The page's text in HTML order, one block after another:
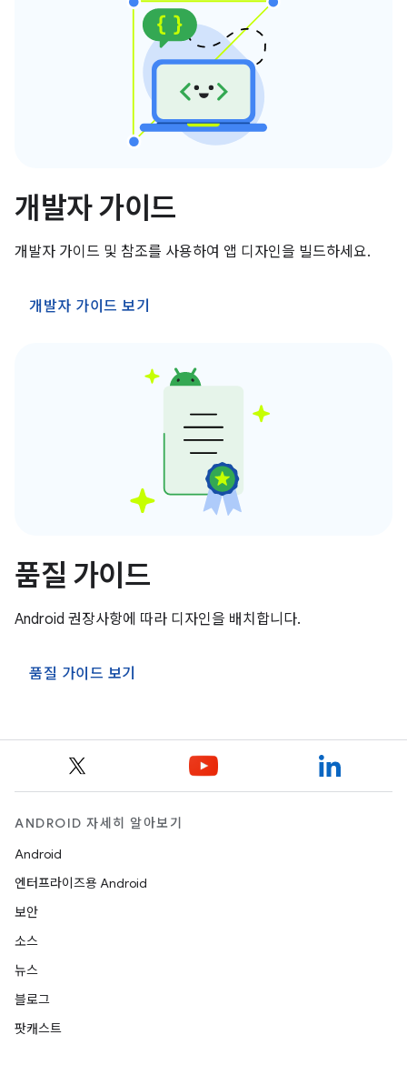
개발자 가이드
개발자 가이드 및 참조를 사용하여 앱 디자인을 빌드하세요.
개발자 가이드 보기
품질 가이드
Android 권장사항에 따라 디자인을 배치합니다.
품질 가이드 보기
ANDROID 자세히 알아보기
Android
엔터프라이즈용 Android
보안
소스
뉴스
블로그
팟캐스트